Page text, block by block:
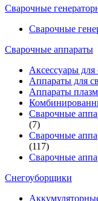
Сварочные
Сварочные
Сварочные аппараты
Аксессуары для
Аппараты для
Аппараты
Сварочные
(7)
Сварочные
(117)
Сварочные
Снегоуборщики